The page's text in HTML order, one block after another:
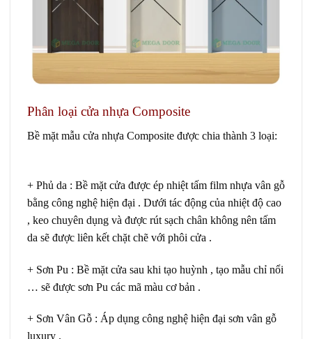
Phân loại cửa nhựa Composite
Bề mặt mẫu cửa nhựa Composite được chia thành 3 loại:
+ Phủ da : Bề mặt cửa được ép nhiệt tấm film nhựa vân gỗ
bằng công nghệ hiện đại . Dưới tác động của nhiệt độ cao
, keo chuyên dụng và được rút sạch chân không nên tấm
da sẽ được liên kết chặt chẽ với phôi cửa .
+ Sơn Pu : Bề mặt cửa sau khi tạo huỳnh , tạo mẫu chỉ nổi
… sẽ được sơn Pu các mã màu cơ bản .
+ Sơn Vân Gỗ : Áp dụng công nghệ hiện đại sơn vân gỗ
luxury .